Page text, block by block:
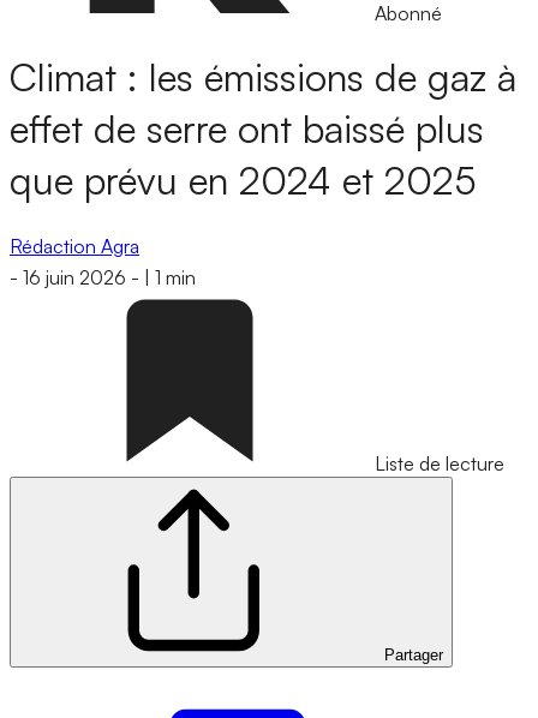
Abonné
Climat : les émissions de gaz à
effet de serre ont baissé plus
que prévu en 2024 et 2025
Rédaction Agra
- 16 juin 2026 - 1 min
Liste de lecture
Partager